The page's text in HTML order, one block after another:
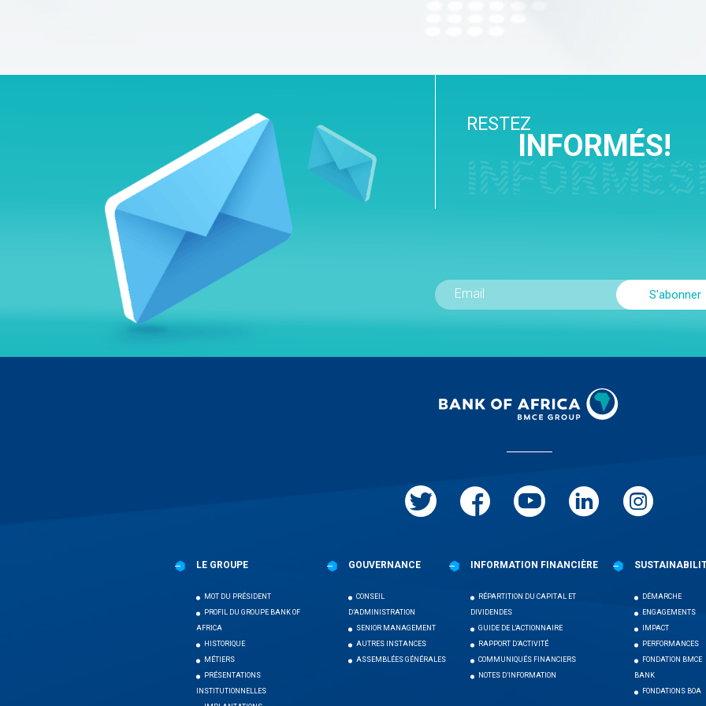
RESTEZ
INFORMÉS!
LE GROUPE
MOT DU PRÉSIDENT
PROFIL DU GROUPE BANK OF
AFRICA
HISTORIQUE
MÉTIERS
PRÉSENTATIONS
INSTITUTIONNELLES
GOUVERNANCE
CONSEIL
D’ADMINISTRATION
SENIOR MANAGEMENT
AUTRES INSTANCES
ASSEMBLÉES GÉNÉRALES
INFORMATION FINANCIÈRE
RÉPARTITION DU CAPITAL ET
DIVIDENDES
GUIDE DE L'ACTIONNAIRE
RAPPORT D’ACTIVITÉ
COMMUNIQUÉS FINANCIERS
NOTES D’INFORMATION
DÉMARCHE
ENGAGEMENTS
IMPACT
PERFORMANCES
FONDATION BMCE
BANK
FONDATIONS BOA